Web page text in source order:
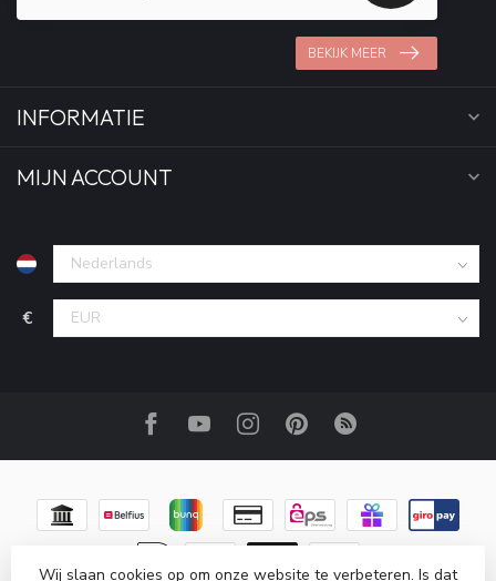
BEKIJK MEER
INFORMATIE
MIJN ACCOUNT
€
Wij slaan cookies op om onze website te verbeteren. Is dat